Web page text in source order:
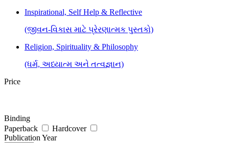
Inspirational, Self Help & Reflective
(જીવન-વિકાસ માટે પ્રેરણાત્મક પુસ્તકો)
Religion, Spirituality & Philosophy
(ધર્મ, અધ્યાત્મ અને તત્વજ્ઞાન)
Price
Binding
Paperback
Hardcover
Publication Year